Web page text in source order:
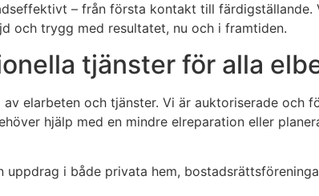
– från första kontakt till färdigställande.
och trygg med resultatet, nu och i framtiden.
tjänster för alla
elarbeten och tjänster. Vi är auktoriserade
hjälp med en mindre elreparation eller
i både privata hem,